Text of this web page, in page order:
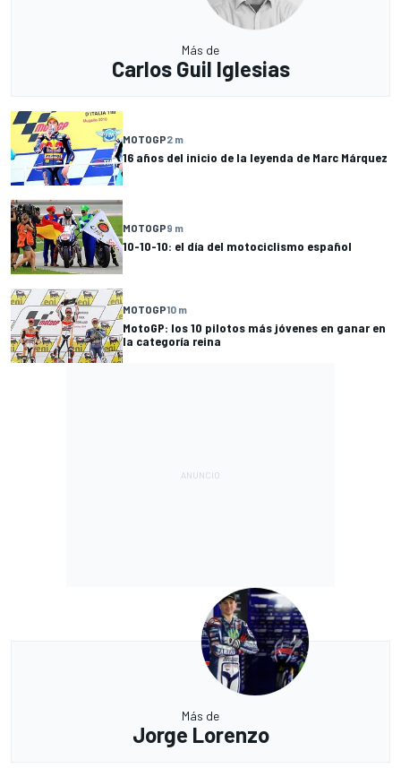
Más de
Carlos Guil Iglesias
MOTOGP2 m
16 años del inicio de la leyenda de Marc Márquez
MOTOGP9 m
10-10-10: el día del motociclismo español
MOTOGP10 m
MotoGP: los 10 pilotos más jóvenes en ganar en
la categoría reina
Más de
Jorge Lorenzo